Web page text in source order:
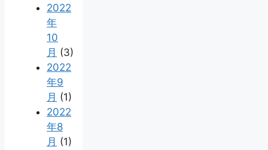
2022
年
10
月 (3)
2022
年9
月 (1)
2022
年8
月 (1)